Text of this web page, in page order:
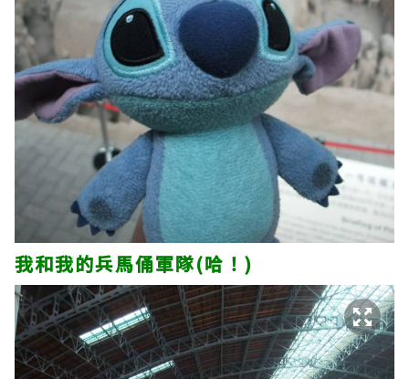
我和我的兵馬俑軍隊(哈！)